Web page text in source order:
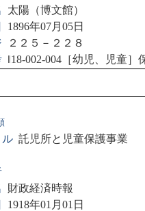
太陽（博文館）
1896年07月 05日
２２５－２２８
‖18-002-004［幼児、児童］
ル 託児所と児童保護事業
財政経済時報
1918年01 月 01 日